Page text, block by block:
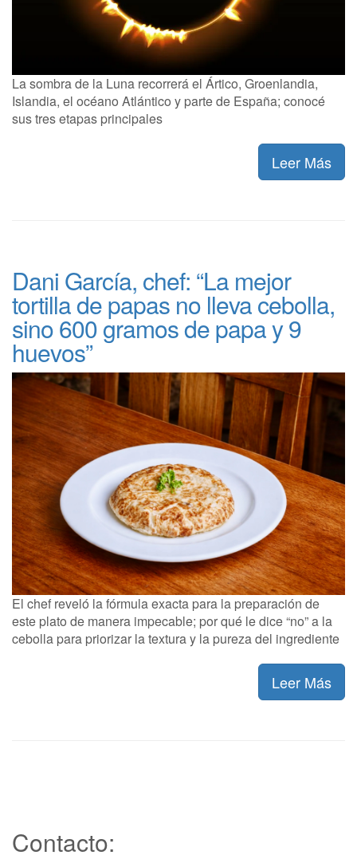
La sombra de la Luna recorrerá el Ártico, Groenlandia,
Islandia, el océano Atlántico y parte de España; conocé
sus tres etapas principales
Leer Más
Dani García, chef: “La mejor
tortilla de papas no lleva cebolla,
sino 600 gramos de papa y 9
huevos”
El chef reveló la fórmula exacta para la preparación de
este plato de manera impecable; por qué le dice “no” a la
cebolla para priorizar la textura y la pureza del ingrediente
Leer Más
Contacto: